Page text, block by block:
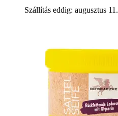
Szállítás eddig: augusztus 11.